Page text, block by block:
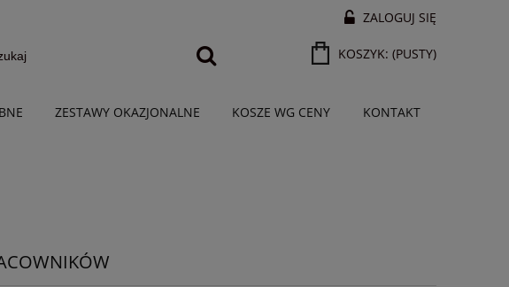
ZALOGUJ SIĘ
KOSZYK: (PUSTY)
ZESTAWY OKAZJONALNE KOSZE WG CENY
KONTAKT